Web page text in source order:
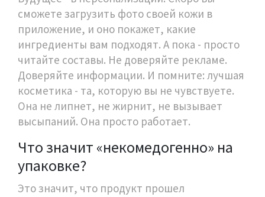
сможете загрузить фото своей кожи в
приложение, и оно покажет, какие
ингредиенты вам подходят. А пока - просто
читайте составы. Не доверяйте рекламе.
Доверяйте информации. И помните: лучшая
косметика - та, которую вы не чувствуете.
Она не липнет, не жирнит, не вызывает
высыпаний. Она просто работает.
Что значит «некомедогенно» на
упаковке?
Это значит, что продукт прошел